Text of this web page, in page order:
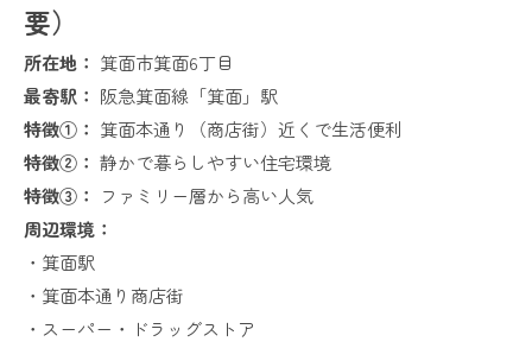
要）
所在地： 箕面市箕面6丁目
最寄駅： 阪急箕面線「箕面」駅
特徴①： 箕面本通り（商店街）近くで生活便利
特徴②： 静かで暮らしやすい住宅環境
特徴③：
ファミリー層から高い人気
周辺環境：
・箕面駅
・箕面本通り商店街
・スーパー・ドラッグストア